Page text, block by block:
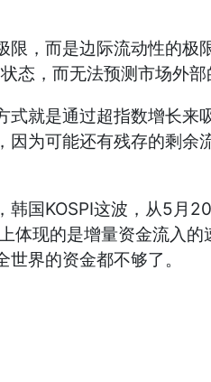
而是边际流动性的极
，而无法预测市场外
是通过超指数增长来
为可能还有残存的剩
KOSPI这波，从5月
现的是增量资金流入
界的资金都不够了。